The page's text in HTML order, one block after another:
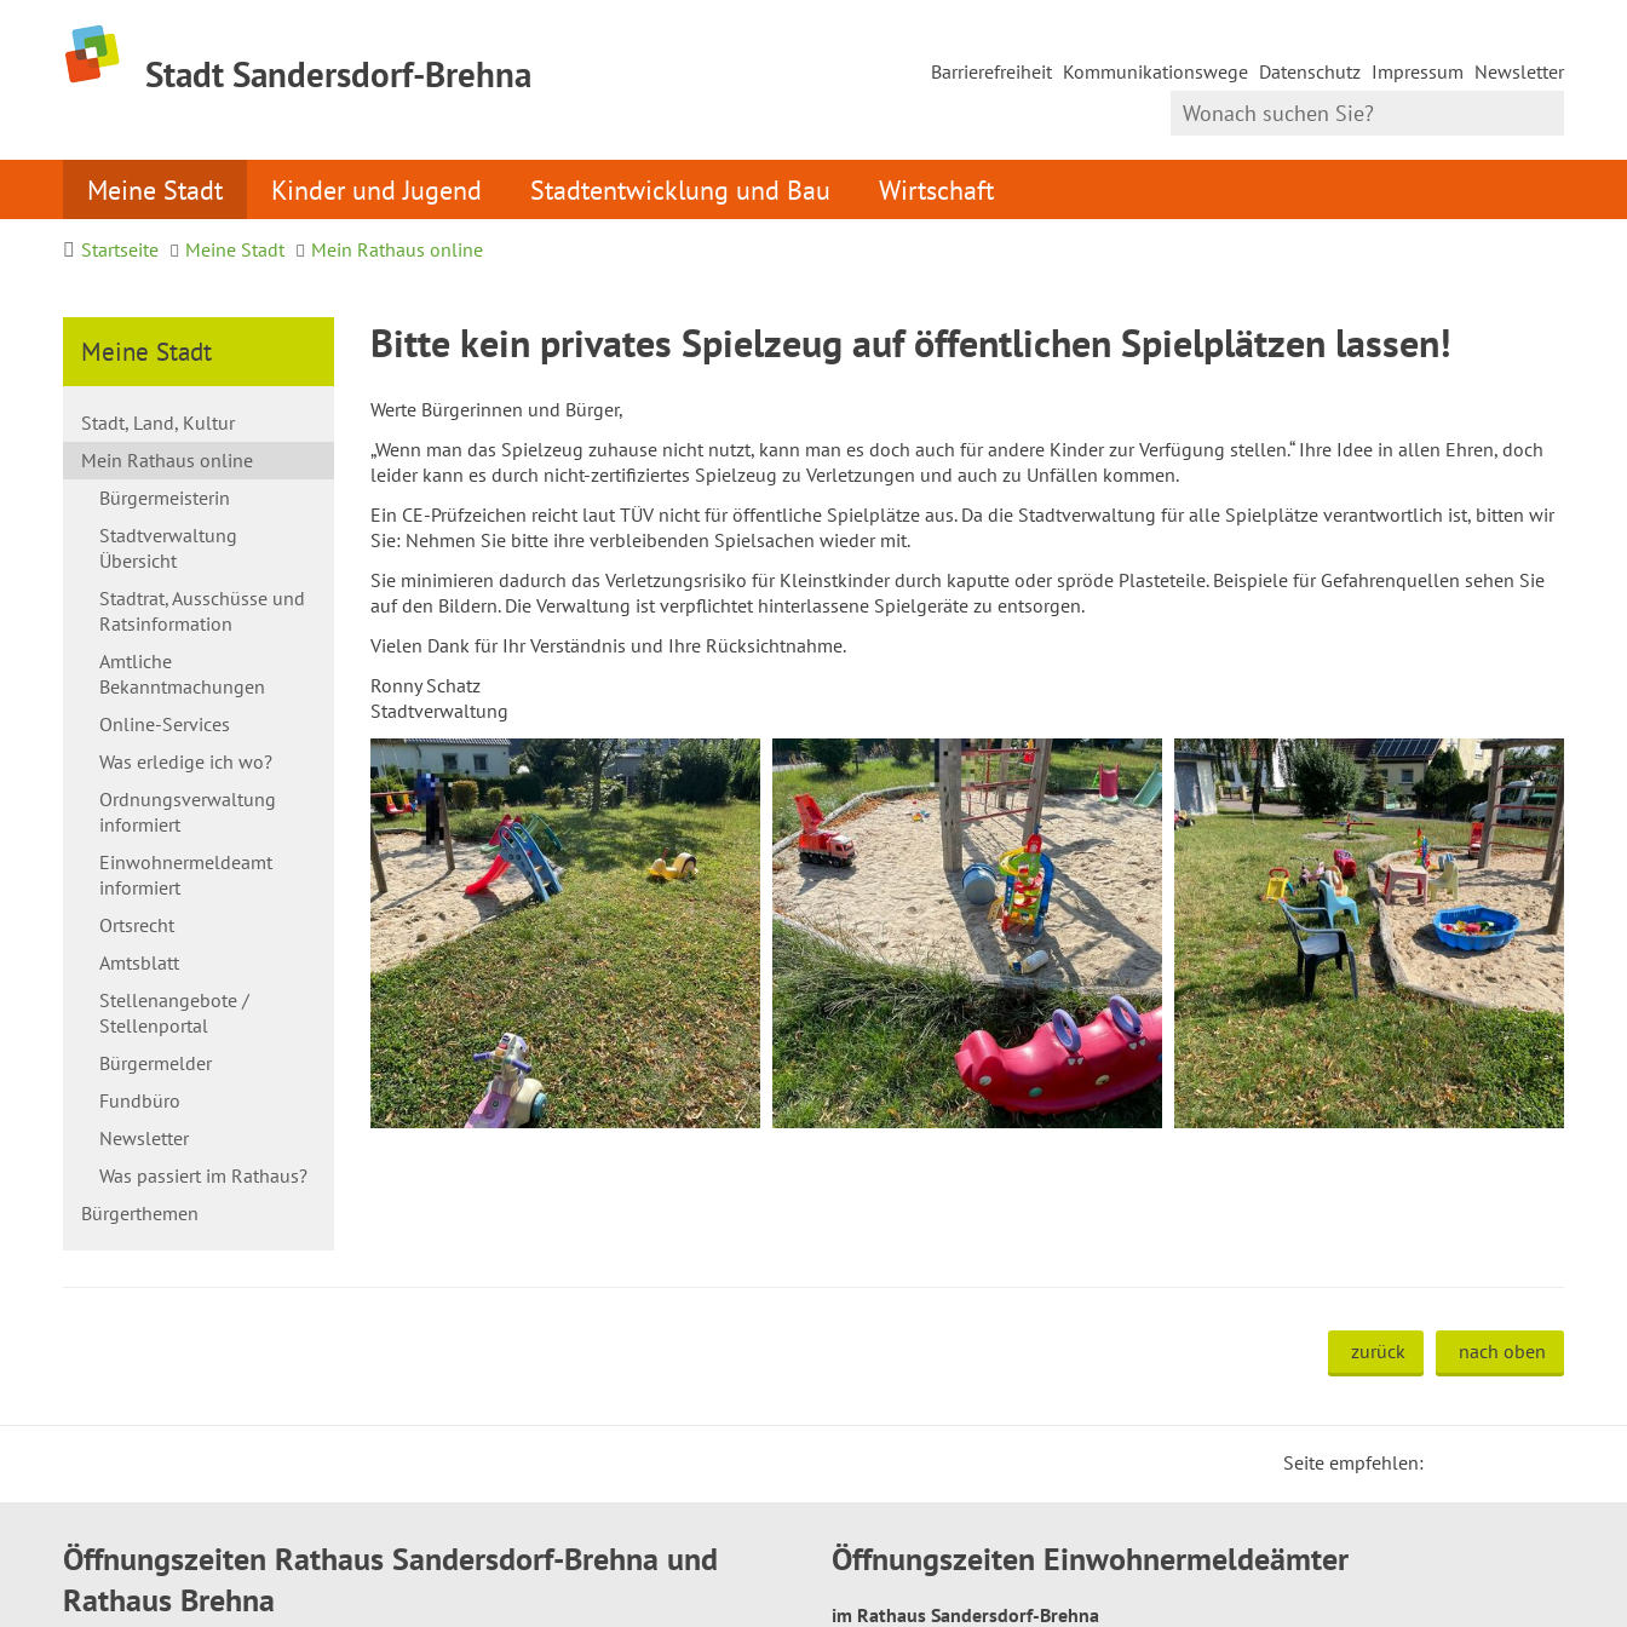
Stadt Sandersdorf-Brehna Barrierefreiheit Kommunikationswege Datenschutz Impressum Newsletter
Meine Stadt Kinder und Jugend Stadtentwicklung und Bau Wirtschaft
Startseite Meine Stadt Mein Rathaus online
Meine Stadt
Stadt, Land, Kultur
Mein Rathaus online
Bürgermeisterin
Stadtverwaltung
Übersicht
Stadtrat, Ausschüsse und
Ratsinformation
Amtliche
Bekanntmachungen
Online-Services
Was erledige ich wo?
Ordnungsverwaltung
informiert
Einwohnermeldeamt
informiert
Ortsrecht
Amtsblatt
Stellenangebote /
Stellenportal
Bürgermelder
Fundbüro
Newsletter
Was passiert im Rathaus?
Bürgerthemen
Bitte kein privates Spielzeug auf öffentlichen Spielplätzen lassen!
Werte Bürgerinnen und Bürger,
„Wenn man das Spielzeug zuhause nicht nutzt, kann man es doch auch für andere Kinder zur Verfügung stellen.“ Ihre Idee in allen Ehren, doch
leider kann es durch nicht-zertifiziertes Spielzeug zu Verletzungen und auch zu Unfällen kommen.
Ein CE-Prüfzeichen reicht laut TÜV nicht für öffentliche Spielplätze aus. Da die Stadtverwaltung für alle Spielplätze verantwortlich ist, bitten wir
Sie: Nehmen Sie bitte ihre verbleibenden Spielsachen wieder mit.
Sie minimieren dadurch das Verletzungsrisiko für Kleinstkinder durch kaputte oder spröde Plasteteile. Beispiele für Gefahrenquellen sehen Sie
auf den Bildern. Die Verwaltung ist verpflichtet hinterlassene Spielgeräte zu entsorgen.
Vielen Dank für Ihr Verständnis und Ihre Rücksichtnahme.
Ronny Schatz
Stadtverwaltung
zurück nach oben
Seite empfehlen:
Öffnungszeiten Rathaus Sandersdorf-Brehna und
Rathaus Brehna
Öffnungszeiten Einwohnermeldeämter
im Rathaus Sandersdorf-Brehna